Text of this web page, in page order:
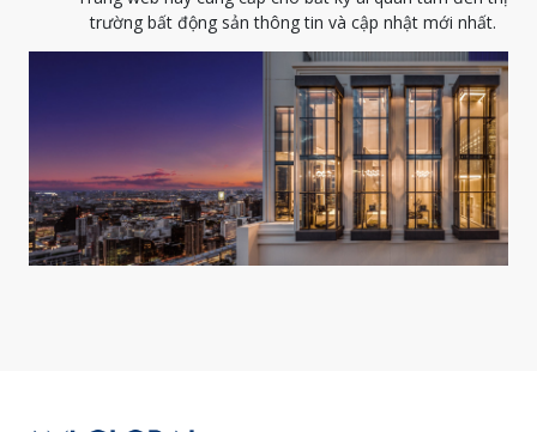
trường bất động sản thông tin và cập nhật mới nhất.